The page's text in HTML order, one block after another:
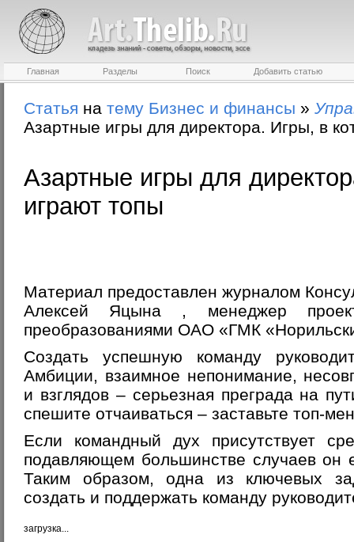
Главная Разделы Поиск Добавить статью
Статья на тему Бизнес и финансы »
Азартные игры для директора. Игры, в
Азартные игры для
играют топы
Материал предоставлен журналом
Алексей Яцына , менеджер
преобразованиями ОАО «ГМК
Создать успешную команду
Амбиции, взаимное непонимание,
и взглядов – серьезная преграда на
спешите отчаиваться – заставьте топ-
Если командный дух присутствует
подавляющем большинстве случаев он
Таким образом, одна из ключевых
создать и поддержать команду
загрузка...